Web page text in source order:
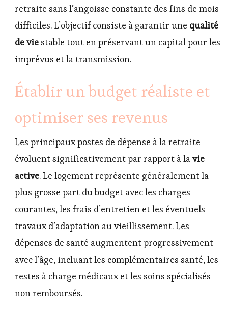
retraite sans l’angoisse constante des fins de mois
difficiles. L’objectif consiste à garantir une qualité
de viestable tout en préservant un capital pour les
imprévus et la transmission.
Établir un budget réaliste et
optimiser ses revenus
Les principaux postes de dépense à la retraite
évoluent significativement par rapport à lavie
active. Le logement représente généralement la
plus grosse part du budget avec les charges
courantes, les frais d’entretien et les éventuels
travaux d’adaptation au vieillissement. Les
dépenses de santé augmentent progressivement
avec l’âge, incluant les complémentaires santé, les
restes à charge médicaux et les soins spécialisés
non remboursés.